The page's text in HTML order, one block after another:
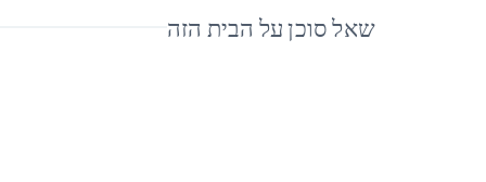
שאל סוכן על הבית הזה